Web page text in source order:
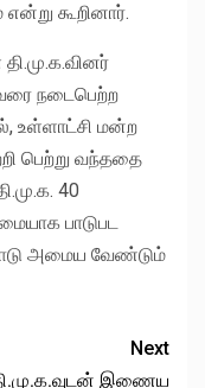
கூறினார்.
நடைபெற்ற
உள்ளாட்சி மன்ற
பெற்று வந்ததை
40
பாடுபட
அமைய வேண்டும்
Next
இணைய